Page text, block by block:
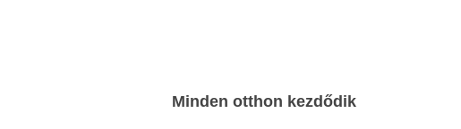
Minden otthon kezdődik